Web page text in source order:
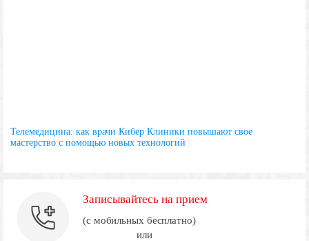
Телемедицина: как врачи Кибер Клиники повышают свое
мастерство с помощью новых технологий
Записывайтесь на прием
(с мобильных бесплатно)
или